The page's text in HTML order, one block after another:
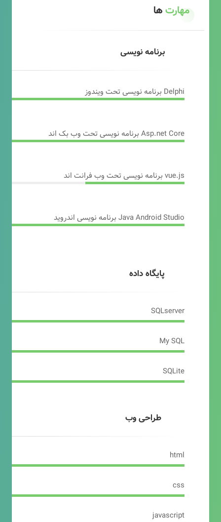
مهارتها
برنامه نویسی
Delphi برنامه نویسی تحت ویندوز
Asp.net Core برنامه نویسی تحت وب بک اند
vue.js برنامه نویسی تحت وب فرانت اند
Java Android Studio برنامه نویسی اندروید
پایگاه داده
SQLserver
My SQL
SQLite
طراحی وب
html
css
javascript